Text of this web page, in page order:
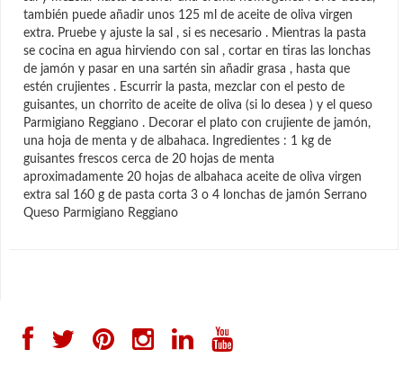
también puede añadir unos 125 ml de aceite de oliva virgen
extra. Pruebe y ajuste la sal , si es necesario . Mientras la pasta
se cocina en agua hirviendo con sal , cortar en tiras las lonchas
de jamón y pasar en una sartén sin añadir grasa , hasta que
estén crujientes . Escurrir la pasta, mezclar con el pesto de
guisantes, un chorrito de aceite de oliva (si lo desea ) y el queso
Parmigiano Reggiano . Decorar el plato con crujiente de jamón,
una hoja de menta y de albahaca. Ingredientes : 1 kg de
guisantes frescos cerca de 20 hojas de menta
aproximadamente 20 hojas de albahaca aceite de oliva virgen
extra sal 160 g de pasta corta 3 o 4 lonchas de jamón Serrano
Queso Parmigiano Reggiano